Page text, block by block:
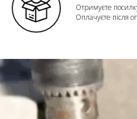
Отримуєте
Оплачуєте після